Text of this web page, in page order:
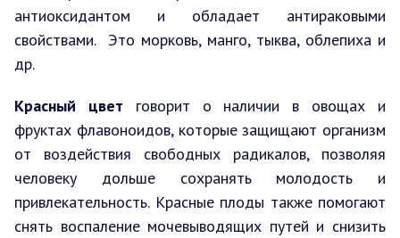
антиоксидантом и обладает антираковыми
свойствами. Это морковь, манго, тыква, облепиха и
др.
Красный цвет говорит о наличии в овощах и
фруктах флавоноидов, которые защищают организм
от воздействия свободных радикалов, позволяя
человеку дольше сохранять молодость и
привлекательность. Красные плоды также помогают
снять воспаление мочевыводящих путей и снизить